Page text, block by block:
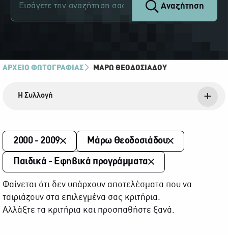
Αναζήτηση
ΑΡΧΕΙΟ ΦΩΤΟΓΡΑΦΙΑΣ ΜΆΡΩ ΘΕΟΔΟΣΙΆΔΟΥ
Η Συλλογή
2000 - 2009 Μάρω Θεοδοσιάδου
Παιδικά - Εφηβικά προγράμματα
Φαίνεται ότι δεν υπάρχουν αποτελέσματα που να
ταιριάζουν στα επιλεγμένα σας κριτήρια.
Αλλάξτε τα κριτήρια και προσπαθήστε ξανά.